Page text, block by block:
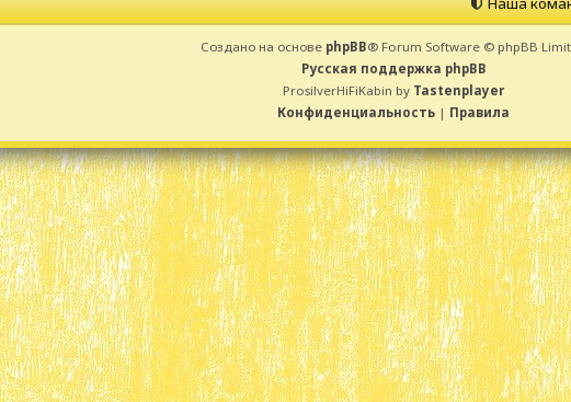
Создано на основе phpBB® Forum Software © phpBB
Русская поддержка phpBB
ProsilverHiFiKabin by Tastenplayer
Конфиденциальность | Правила